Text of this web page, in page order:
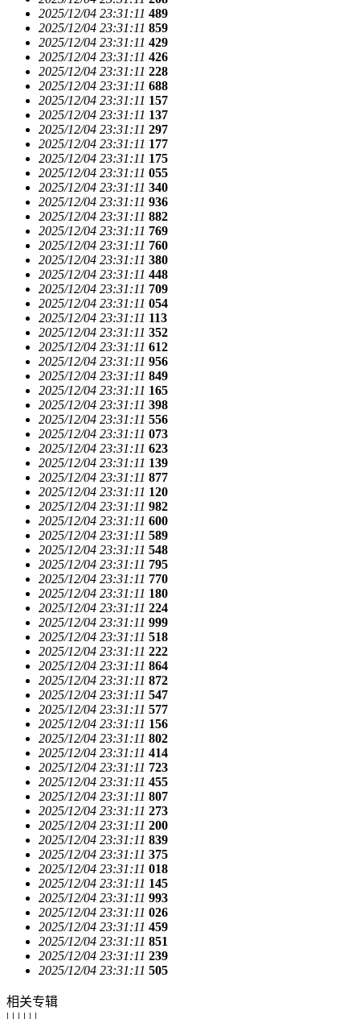
2025/12/04 23:31:11 489
2025/12/04 23:31:11 859
2025/12/04 23:31:11 429
2025/12/04 23:31:11 426
2025/12/04 23:31:11 228
2025/12/04 23:31:11 688
2025/12/04 23:31:11 157
2025/12/04 23:31:11 137
2025/12/04 23:31:11 297
2025/12/04 23:31:11 177
2025/12/04 23:31:11 175
2025/12/04 23:31:11 055
2025/12/04 23:31:11 340
2025/12/04 23:31:11 936
2025/12/04 23:31:11 882
2025/12/04 23:31:11 769
2025/12/04 23:31:11 760
2025/12/04 23:31:11 380
2025/12/04 23:31:11 448
2025/12/04 23:31:11 709
2025/12/04 23:31:11 054
2025/12/04 23:31:11 113
2025/12/04 23:31:11 352
2025/12/04 23:31:11 612
2025/12/04 23:31:11 956
2025/12/04 23:31:11 849
2025/12/04 23:31:11 165
2025/12/04 23:31:11 398
2025/12/04 23:31:11 556
2025/12/04 23:31:11 073
2025/12/04 23:31:11 623
2025/12/04 23:31:11 139
2025/12/04 23:31:11 877
2025/12/04 23:31:11 120
2025/12/04 23:31:11 982
2025/12/04 23:31:11 600
2025/12/04 23:31:11 589
2025/12/04 23:31:11 548
2025/12/04 23:31:11 795
2025/12/04 23:31:11 770
2025/12/04 23:31:11 180
2025/12/04 23:31:11 224
2025/12/04 23:31:11 999
2025/12/04 23:31:11 518
2025/12/04 23:31:11 222
2025/12/04 23:31:11 864
2025/12/04 23:31:11 872
2025/12/04 23:31:11 547
2025/12/04 23:31:11 577
2025/12/04 23:31:11 156
2025/12/04 23:31:11 802
2025/12/04 23:31:11 414
2025/12/04 23:31:11 723
2025/12/04 23:31:11 455
2025/12/04 23:31:11 807
2025/12/04 23:31:11 273
2025/12/04 23:31:11 200
2025/12/04 23:31:11 839
2025/12/04 23:31:11 375
2025/12/04 23:31:11 018
2025/12/04 23:31:11 145
2025/12/04 23:31:11 993
2025/12/04 23:31:11 026
2025/12/04 23:31:11 459
2025/12/04 23:31:11 851
2025/12/04 23:31:11 239
2025/12/04 23:31:11 505
相关专辑